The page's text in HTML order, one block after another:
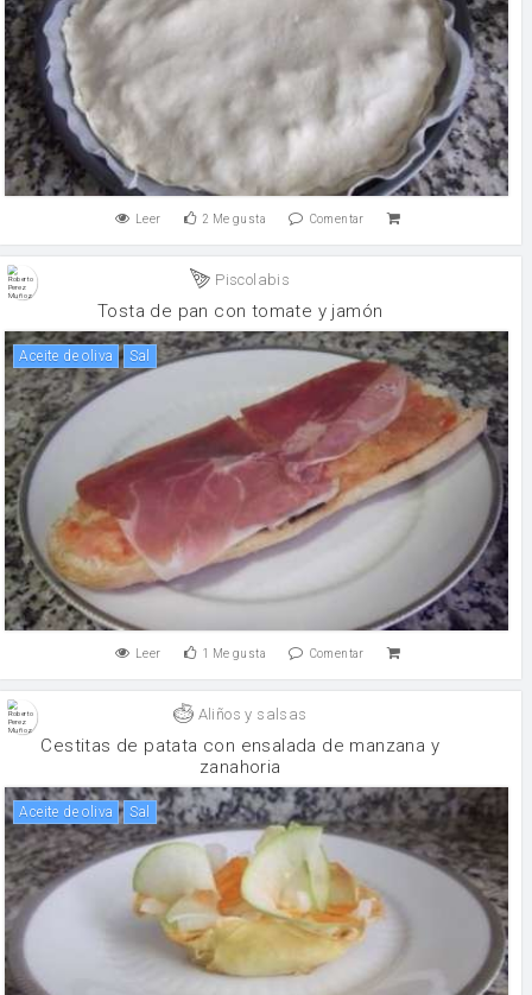
Leer 2 Me gusta Comentar
Piscolabis
Tosta de pan con tomate y jamón
aceite de oliva sal
Leer 1 Me gusta Comentar
Aliños y salsas
Cestitas de patata con ensalada de manzana y
zanahoria
aceite de oliva sal